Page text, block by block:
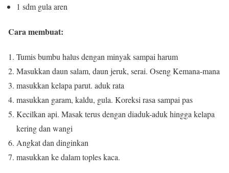
1 sdm gula aren
Cara membuat:
Tumis bumbu halus dengan minyak sampai harum
Masukkan daun salam, daun jeruk, serai. Oseng Kemana-mana
masukkan kelapa parut. aduk rata
masukkan garam, kaldu, gula. Koreksi rasa sampai pas
Kecilkan api. Masak terus dengan diaduk-aduk hingga kelapa
kering dan wangi
Angkat dan dinginkan
masukkan ke dalam toples kaca.